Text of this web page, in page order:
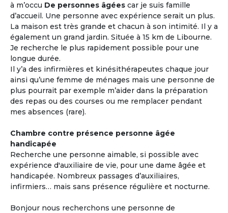
à m’occu De personnes âgées car je suis famille
d’accueil. Une personne avec expérience serait un plus.
La maison est très grande et chacun à son intimité. Il y a
également un grand jardin. Située à 15 km de Libourne.
Je recherche le plus rapidement possible pour une
longue durée.
Il y’a des infirmières et kinésithérapeutes chaque jour
ainsi qu’une femme de ménages mais une personne de
plus pourrait par exemple m’aider dans la préparation
des repas ou des courses ou me remplacer pendant
mes absences (rare).
Chambre contre présence personne âgée
handicapée
Recherche une personne aimable, si possible avec
expérience d'auxiliaire de vie, pour une dame âgée et
handicapée. Nombreux passages d’auxiliaires,
infirmiers… mais sans présence régulière et nocturne.
Bonjour nous recherchons une personne de